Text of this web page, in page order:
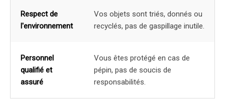
Respect de
l'environnement
Vos objets sont triés, donnés ou
recyclés, pas de gaspillage inutile.
Personnel
qualifié et
assuré
Vous êtes protégé en cas de
pépin, pas de soucis de
responsabilités.